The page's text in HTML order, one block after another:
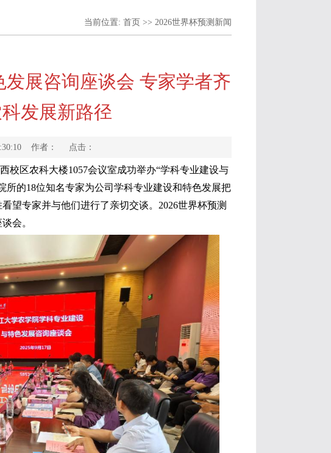
当前位置: 首页 >> 2026世界杯预测新闻
展咨询座谈会 专家学者齐
发展新路径
作者： 点击：
校区农科大楼1057会议室成功举办“学科专业建设与
所的18位知名专家为公司学科专业建设和特色发展把
望专家并与他们进行了亲切交谈。2026世界杯预测
会。